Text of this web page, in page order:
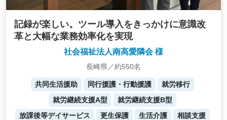
記録が楽しい。ツール導入をきっかけに意識改
革と大幅な業務効率化を実現
社会福祉法人南高愛隣会 様
長崎県／約550名
共同生活援助 同行援護・行動援護
就労移行
就労継続支援A型
就労継続支援B型
放課後等デイサービス
更生保護 生活介護
相談支援